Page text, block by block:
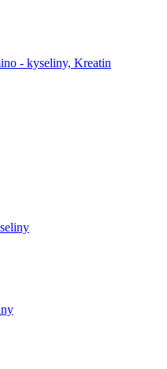
- kyseliny, Kreatin